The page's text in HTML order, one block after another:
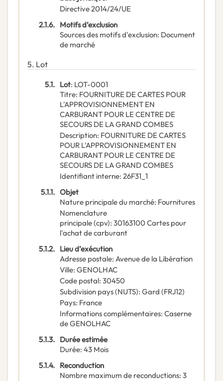
Directive 2014/24/UE
2.1.6. Motifs d’exclusion
Sources des motifs d'exclusion: Document
de marché
5. Lot
5.1. Lot: LOT-0001
Titre: FOURNITURE DE CARTES POUR
L'APPROVISIONNEMENT EN
CARBURANT POUR LE CENTRE DE
SECOURS DE LA GRAND COMBES
Description: FOURNITURE DE CARTES
POUR L'APPROVISIONNEMENT EN
CARBURANT POUR LE CENTRE DE
SECOURS DE LA GRAND COMBES
Identifiant interne: 26F31_1
5.1.1. Objet
Nature principale du marché: Fournitures
Nomenclature
principale(cpv): 30163100 Cartes pour
l'achat de carburant
5.1.2. Lieu d’exécution
Adresse postale: Avenue de la Libération
Ville: GENOLHAC
Code postal: 30450
Subdivision pays (NUTS): Gard (FRJ12)
Pays: France
Informations complémentaires: Caserne
de GENOLHAC
5.1.3. Durée estimée
Durée: 43 Mois
5.1.4. Reconduction
Nombre maximum de reconductions: 3